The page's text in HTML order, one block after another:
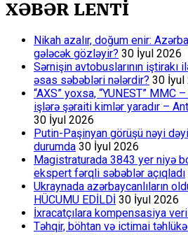
XƏBƏR LENTİ
Nikah azalır, doğum enir:
gələcək gözləyir? 30 İyul 2026
Sərnişin avtobuslarının iştirakı
əsas səbəbləri nələrdir? 30 İyul
“AXS” yoxsa, “YUNEST” MMC
işlərə şəraiti kimlər yaradır –
30 İyul 2026
Putin-Paşinyan görüşü nəyi
durumda 30 İyul 2026
Magistraturada 3843 yer niyə
ekspert fərqli səbəblər açıqladı
Ukraynada azərbaycanlıların
HÜCUMU EDİLDİ 30 İyul 2026
İxracatçılara kompensasiya
Təhqir, böhtan və ictimai